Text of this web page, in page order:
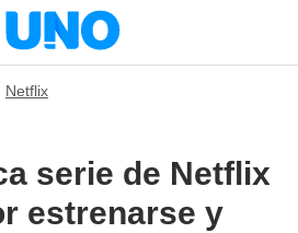
Netflix
serie de Netflix
estrenarse y